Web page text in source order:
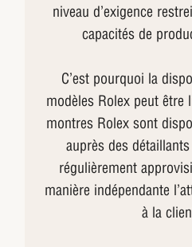
niveau d’exigence
capacités de
C’est pourquoi la
modèles Rolex peut être
montres Rolex sont
auprès des
régulièrement
manière indépendante
à la